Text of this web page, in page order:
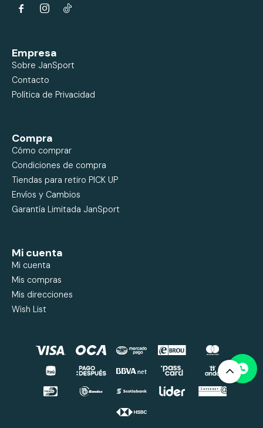
 
Empresa
Sobre JanSport
Contacto
Política de Privacidad
Compra
Cómo comprar
Condiciones de compra
Tiendas para retiro PICK UP
Envíos y Cambios
Garantía Limitada JanSport
Mi cuenta
Mi cuenta
Mis compras
Mis direcciones
Wish List